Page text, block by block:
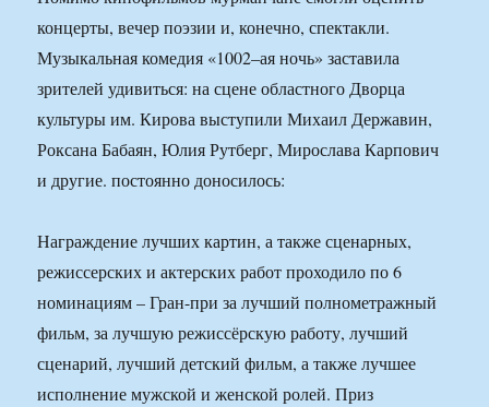
концерты, вечер поэзии и, конечно, спектакли.
Музыкальная комедия «1002–ая ночь» заставила
зрителей удивиться: на сцене областного Дворца
культуры им. Кирова выступили Михаил Державин,
Роксана Бабаян, Юлия Рутберг, Мирослава Карпович
и другие. постоянно доносилось:
Награждение лучших картин, а также сценарных,
режиссерских и актерских работ проходило по 6
номинациям – Гран-при за лучший полнометражный
фильм, за лучшую режиссёрскую работу, лучший
сценарий, лучший детский фильм, а также лучшее
исполнение мужской и женской ролей. Приз